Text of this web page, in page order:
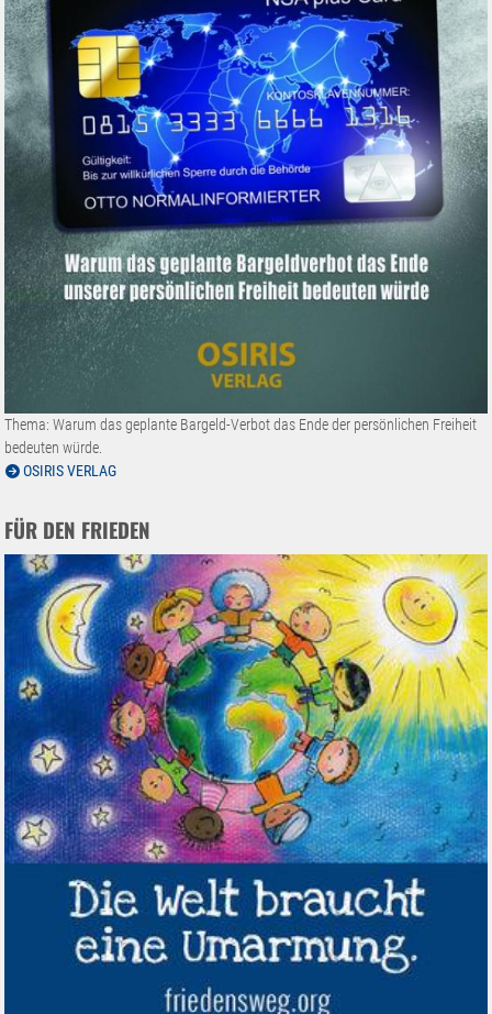
Thema: Warum das geplante Bargeld-Verbot das Ende der persönlichen Freiheit
bedeuten würde.
OSIRIS VERLAG
FÜR DEN FRIEDEN